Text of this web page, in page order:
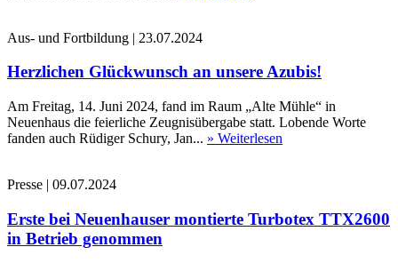
Aus- und Fortbildung | 23.07.2024
Herzlichen Glückwunsch an unsere Azubis!
Am Freitag, 14. Juni 2024, fand im Raum „Alte Mühle“ in
Neuenhaus die feierliche Zeugnisübergabe statt. Lobende Worte
fanden auch Rüdiger Schury, Jan... » Weiterlesen
Presse | 09.07.2024
Erste bei Neuenhauser montierte Turbotex TTX2600
in Betrieb genommen